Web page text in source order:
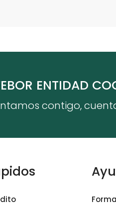
ENTIDAD
contigo,